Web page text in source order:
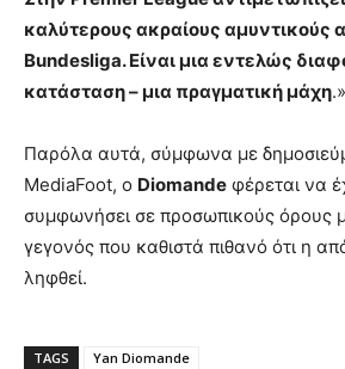
καλύτερους ακραίους αμυντικούς
Bundesliga. Είναι μια εντελώς
κατάσταση – μια πραγματική μάχη.»
Παρόλα αυτά, σύμφωνα με
MediaFoot, ο Diomande φέρεται να
συμφωνήσει σε προσωπικούς όρους
γεγονός που καθιστά πιθανό ότι η
ληφθεί.
TAGS Yan Diomande